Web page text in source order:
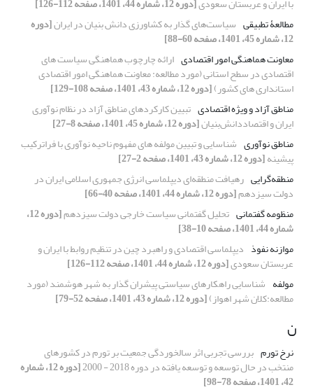
مطالعۀ تطبیقی سیاست‌های گذار به کشاورزی دانش بنیان در ایران[دوره
12، شماره 45، 1401، صفحه 60-88]
معاونت هماهنگی امور اقتصادی ارائه چارچوب هماهنگی سیاست های
اقتصادی در سطح استانی (مورد مطالعه: معاونت هماهنگی امور اقتصادی
استانداری های کشور)[دوره 12، شماره 43، 1401، صفحه 108-129]
مناطق آزاد و ویژه اقتصادی تبیین کارکردهای مناطق آزاد در نظام نوآوری
ایران و اقتصاددانش‌بنیان[دوره 12، شماره 45، 1401، صفحه 8-27]
مناطق نوآوری شناسایی و تبیین مولفه های مفهوم ناحیه نوآوری با فرا‌ترکیب
پیشینه[دوره 12، شماره 43، 1401، صفحه 2-27]
منطقه‌گرایی رهیافت منطقه‌ای دیپلماسی انرژی جمهوری اسلامی ایران در
دولت سیزدهم[دوره 12، شماره 44، 1401، صفحه 40-66]
منظومه گفتمانی تحلیل گفتمانی سیاست خارجی دولت سیزدهم [دوره 12،
شماره 44، 1401، صفحه 10-38]
موازنه نفوذ دیپلماسی اقتصادی و راهبرد چین در تنظیم روابط با ایران و
عربستان سعودی[دوره 12، شماره 44، 1401، صفحه 112-126]
مولفه شناسایی راهکارهای سیاستی پیشران گذار به شهر هوشمند (مورد
مطالعه:کلان شهر اهواز)[دوره 12، شماره 43، 1401، صفحه 52-79]
ن
نرخ تورم بررسی تجربی اثر سالخوردگی جمعیت بر تورم در کشورهای
منتخب در حال توسعه و توسعه یافته در دوره 2018 - 2000 [دوره 12، شماره
42، 1401، صفحه 78-98]